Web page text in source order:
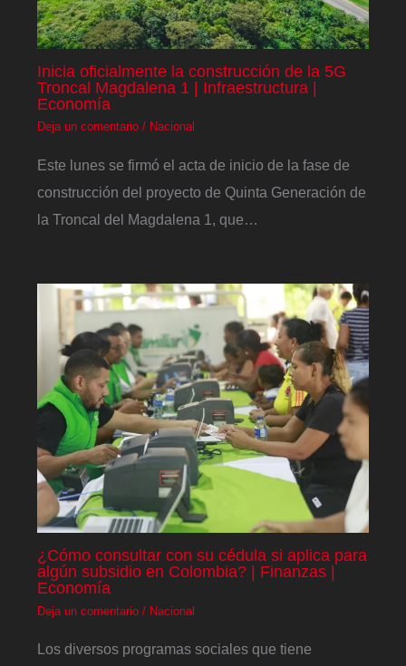
Inicia oficialmente la construcción de la 5G
Troncal Magdalena 1 | Infraestructura |
Economía
Deja un comentario / Nacional
Este lunes se firmó el acta de inicio de la fase de
construcción del proyecto de Quinta Generación de
la Troncal del Magdalena 1, que…
¿Cómo consultar con su cédula si aplica para
algún subsidio en Colombia? | Finanzas |
Economía
Deja un comentario / Nacional
Los diversos programas sociales que tiene